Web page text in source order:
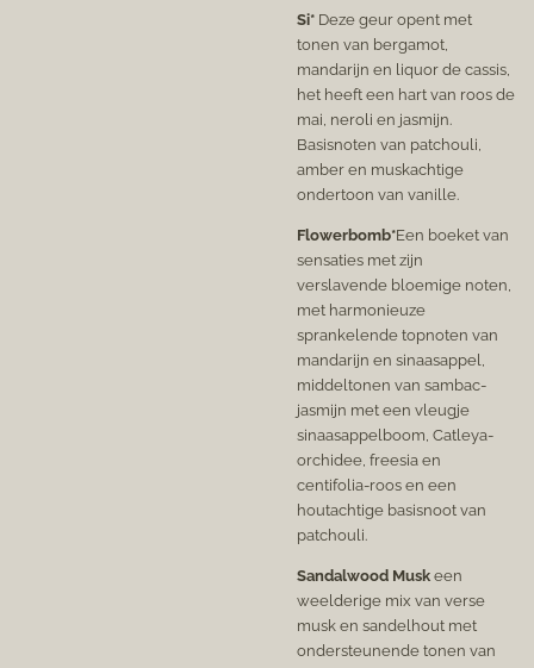
Si* Deze geur opent met
tonen van bergamot,
mandarijn en liquor de cassis,
het heeft een hart van roos de
mai, neroli en jasmijn.
Basisnoten van patchouli,
amber en muskachtige
ondertoon van vanille.
Flowerbomb*Een boeket van
sensaties met zijn
verslavende bloemige noten,
met harmonieuze
sprankelende topnoten van
mandarijn en sinaasappel,
middeltonen van sambac-
jasmijn met een vleugje
sinaasappelboom, Catleya-
orchidee, freesia en
centifolia-roos en een
houtachtige basisnoot van
patchouli.
Sandalwood Musk een
weelderige mix van verse
musk en sandelhout met
ondersteunende tonen van